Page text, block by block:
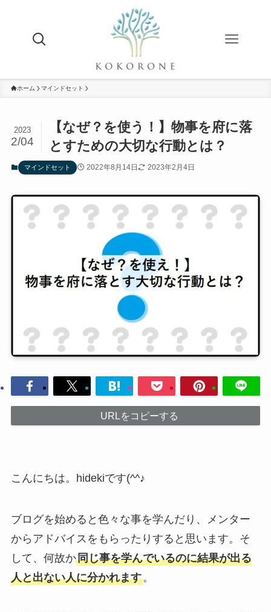
ホーム マインドセット
【なぜ？を使う！】物事を府に落
とすための大切な行動とは？
2023
2/04
マインドセット 2022年8月14日 2023年2月4日
URLをコピーする
こんにちは。hidekiです(^^♪
ブログを始めると色々な事を学んだり、メンター
からアドバイスをもらったりすると思います。そ
して、何故か同じ事を学んでいるのに結果が出る
人と出ない人に分かれます。